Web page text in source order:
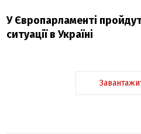
У Європарламенті
ситуації в Україні